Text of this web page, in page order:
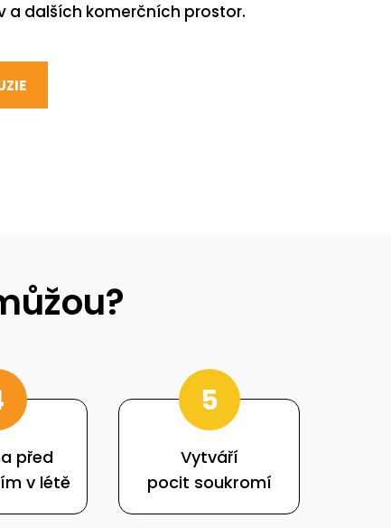
dalších komerčních prostor.
před
v létě
Vytváří
pocit soukromí